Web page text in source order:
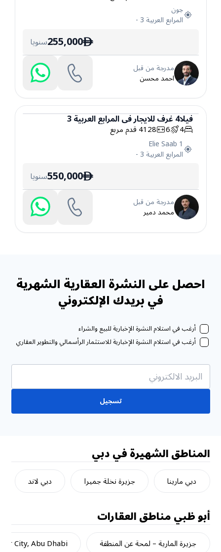
جون
المرابع العربية 3 -
ê
255,000سنويا
مدرجة من قبل
احمد محسن
فيلا
فيلا4غرفللايجارفيالمرابع العربية 3
4
6
4128قدم مربع
Elie Saab 1
المرابع العربية 3 -
ê
550,000سنويا
مدرجة من قبل
محمد دمير
احصل على النشرة العقارية الشهرية
في بريدك الإلكتروني
أرغب في استلام النشرة الإخبارية للبيع والشراء
أرغب في استلام النشرة الإخبارية للاستثمار الرأسمالي والتطوير العقاري
تسجيل
المناطق الشهيرة في دبي
دبي مارينا جزيرة نخلة جميرا دبي لاند
أبو ظبيمناطق العقارات
جزيرة المارية – لمحة عن المنطقة City, Abu Dhabi